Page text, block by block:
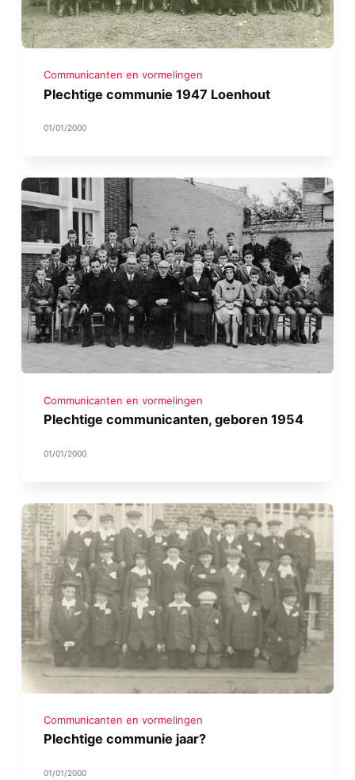
Communicanten en vormelingen
Plechtige communie 1947 Loenhout
01/01/2000
Communicanten en vormelingen
Plechtige communicanten, geboren 1954
01/01/2000
Communicanten en vormelingen
Plechtige communie jaar?
01/01/2000